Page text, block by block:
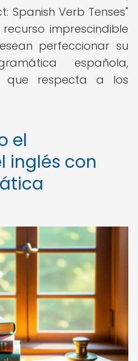
Spanish Verb Tenses"
imprescindible
perfeccionar su
española,
que respecta a los
el
inglés con